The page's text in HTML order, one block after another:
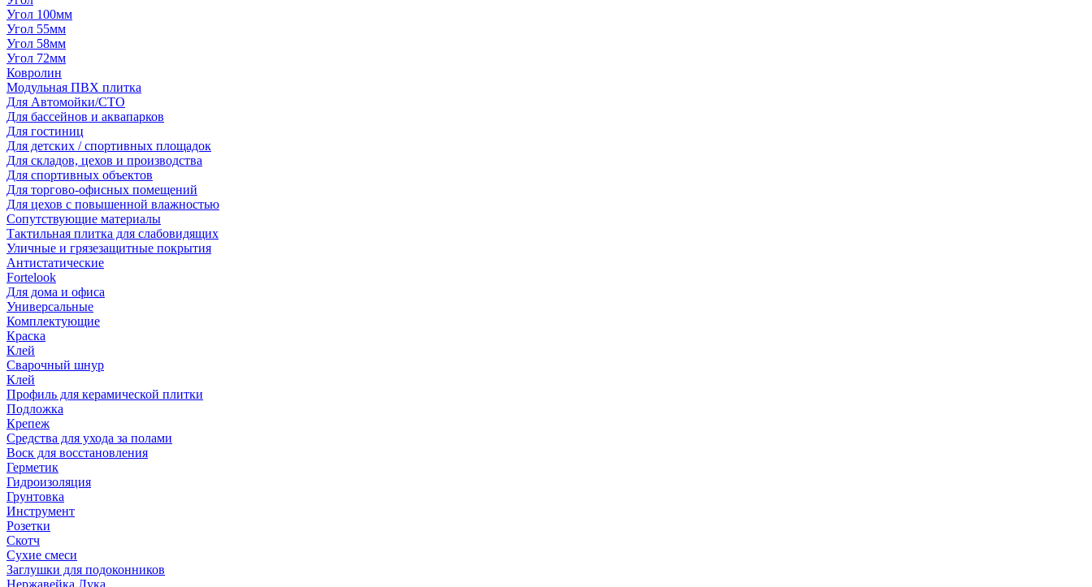
Угол 100мм
Угол 55мм
Угол 58мм
Угол 72мм
Ковролин
Модульная ПВХ плитка
Для Автомойки/СТО
Для бассейнов и аквапарков
Для гостиниц
Для детских / спортивных площадок
Для складов, цехов и производства
Для спортивных объектов
Для торгово-офисных помещений
Для цехов с повышенной влажностью
Сопутствующие материалы
Тактильная плитка для слабовидящих
Уличные и грязезащитные покрытия
Антистатические
Fortelook
Для дома и офиса
Универсальные
Комплектующие
Краска
Клей
Сварочный шнур
Клей
Профиль для керамической плитки
Подложка
Крепеж
Средства для ухода за полами
Воск для восстановления
Герметик
Гидроизоляция
Грунтовка
Инструмент
Розетки
Скотч
Сухие смеси
Заглушки для подоконников
Нержавейка Лука